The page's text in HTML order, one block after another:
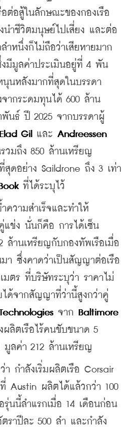
ต่อสู้ในลักษณะของกองเรือ
ำชีวิตมนุษย์ไปเสี่ยง และต่อ
ลำหนึ่งก็ไม่ถือว่าเสียหายมาก
มีมูลค่าประเมินอยู่ที่ 4 พัน
นหลังมากที่สุดในบรรดา
ากระดมทุนได้ 600 ล้าน
พันธ์ ปี 2025 จากบรรดาผู้
Elad Gil และ Andreessen
วมถึง 850 ล้านเหรียญ
สุดอย่าง Saildrone ถึง 3 เท่า
ที่ได้ระบุไว้
ามสำเร็จและทำให้
แข่ง นั่นก็คือ การได้เซ็น
ล้านเหรียญกับกองทัพเรือเมื่อ
ตร ที่บริษัทระบุว่า ราคาไม่
ด้จากสัญญาที่ว่านี้สูงกว่าคู่
จาก Baltimore
ลิตเรือไร้คนขับขนาด 5
มูลค่า 212 ล้านเหรียญ
กำลังเริ่มผลิตเรือ Corsair
Austin ผลิตได้แล้วกว่า 100
รุ่นนี้ลำแรกเมื่อ 14 เดือนก่อน
ราปีละ 500 ลำ และกำลัง